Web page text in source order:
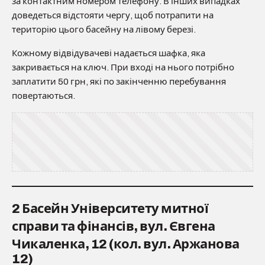
доведеться відстояти чергу, щоб потрапити на
територію цього басейну на лівому березі.
Кожному відвідувачеві надається шафка, яка
закривається на ключ. При вході на нього потрібно
заплатити 50 грн, які по закінченню перебування
повертаються.
2 Басейн Університету митної
справи та фінансів, вул. Євгена
Чикаленка, 12 (кол. вул. Аржанова
12)